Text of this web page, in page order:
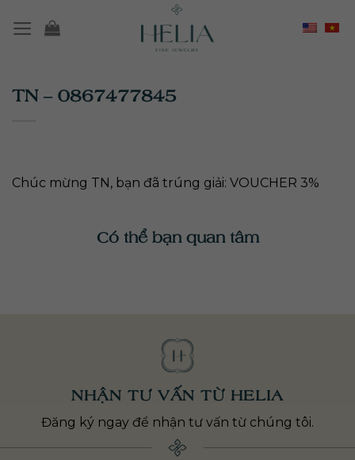
đến
TN – 0867477845
Chúc mừng TN, bạn đã trúng giải: VOUCHER 3%
Có thể bạn quan tâm
NHẬN TƯ VẤN TỪ HELIA
Đăng ký ngay để nhận tư vấn từ chúng tôi.